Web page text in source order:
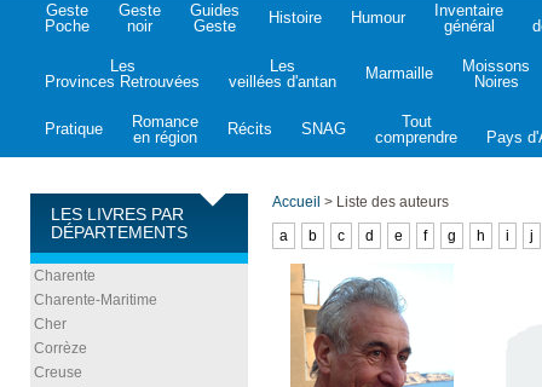
Geste
Poche
Geste
noir
Guides
Geste
Histoire Humour
Inventaire
général
Les
Provinces Retrouvées
Les
veillées d'antan
Marmaille
Moissons
Noires
Pratique
Romance
en région
Récits SNAG
Tout
comprendre
Pays
LES LIVRES PAR
DÉPARTEMENTS
Charente
Charente-Maritime
Cher
Corrèze
Creuse
Accueil > Liste des auteurs
a
b c d e f g h i j